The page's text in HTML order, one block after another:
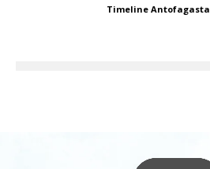
Timeline Antofagasta